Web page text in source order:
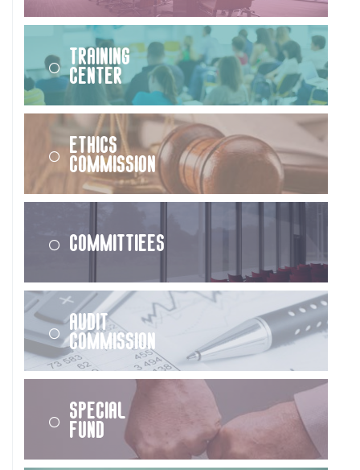
Training
Center
Ethics
Commission
Committiees
Audit
Commission
Special
Fund